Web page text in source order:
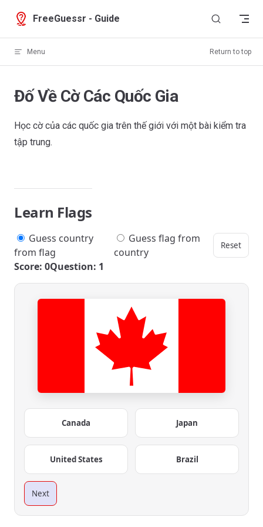
Skip to content
FreeGuessr - Guide
Menu Return to top
Đố Về Cờ Các Quốc Gia
Học cờ của các quốc gia trên thế giới với một bài kiểm tra
tập trung.
Learn Flags
Guess country
from flag
Guess flag from
country
Reset
Score: 0Question: 1
Canada Japan
United States Brazil
Next